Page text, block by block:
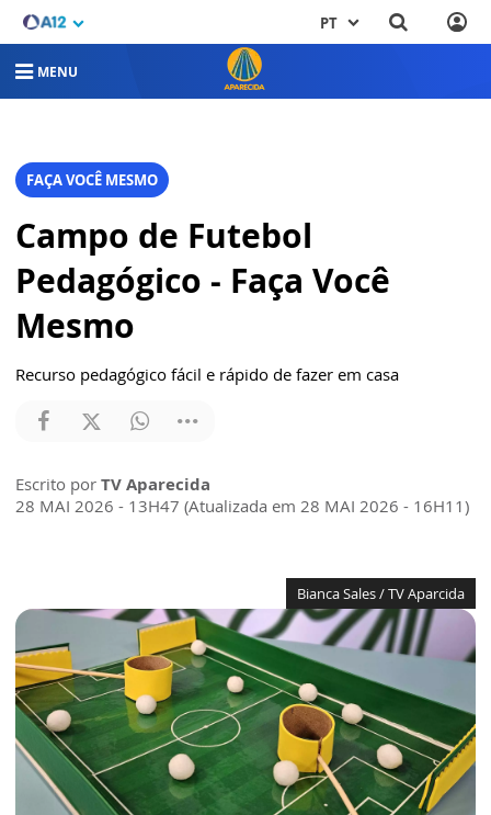
PT
MENU
FAÇA VOCÊ MESMO
Campo de Futebol
Pedagógico - Faça Você
Mesmo
Recurso pedagógico fácil e rápido de fazer em casa
Escrito por TV Aparecida
28 MAI 2026 - 13H47 (Atualizada em 28 MAI 2026 - 16H11)
Bianca Sales / TV Aparcida